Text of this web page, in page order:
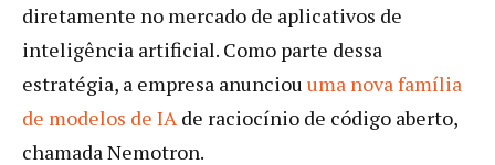
diretamente no mercado de aplicativos de
inteligência artificial. Como parte dessa
estratégia, a empresa anunciou uma nova família
de modelos de IAde raciocínio de código aberto,
chamada Nemotron.